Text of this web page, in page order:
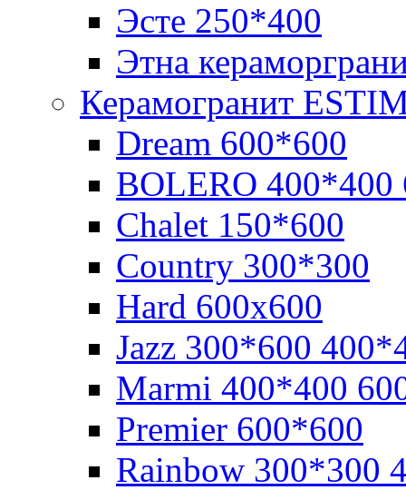
Эсте 250*400
Этна
Керамогранит
Dream 600*600
BOLERO 400*400
Chalet 150*600
Cоuntry 300*300
Hard 600x600
Jazz 300*600
Marmi 400*400
Premier 600*600
Rainbow 300*300